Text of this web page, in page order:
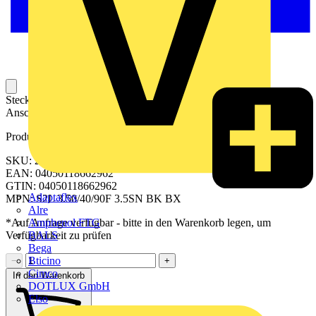
Adaptaflex
Alre
Amphenol FTG
BALS
Bega
Bticino
Cimco
DOTLUX GmbH
Elso
Steckbarer Leiterplatten-Anschluss mit innovatiever
Anschlusstechnologie für eine sichere und intuitive Handhabung.
Produktkennzeichen
SKU: 2559470000
EAN: 04050118662962
GTIN: 04050118662962
MPN: S2L 3.50/40/90F 3.5SN BK BX
*Auf Anfrage verfügbar - bitte in den Warenkorb legen, um
Verfügbarkeit zu prüfen
−
+
In den Warenkorb